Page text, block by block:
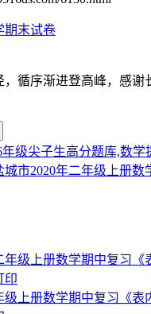
期末试卷
，循序渐进登高峰，感谢
级尖子生高分题库,数学
城市2020年二年级上册
级上册数学期中复习《表